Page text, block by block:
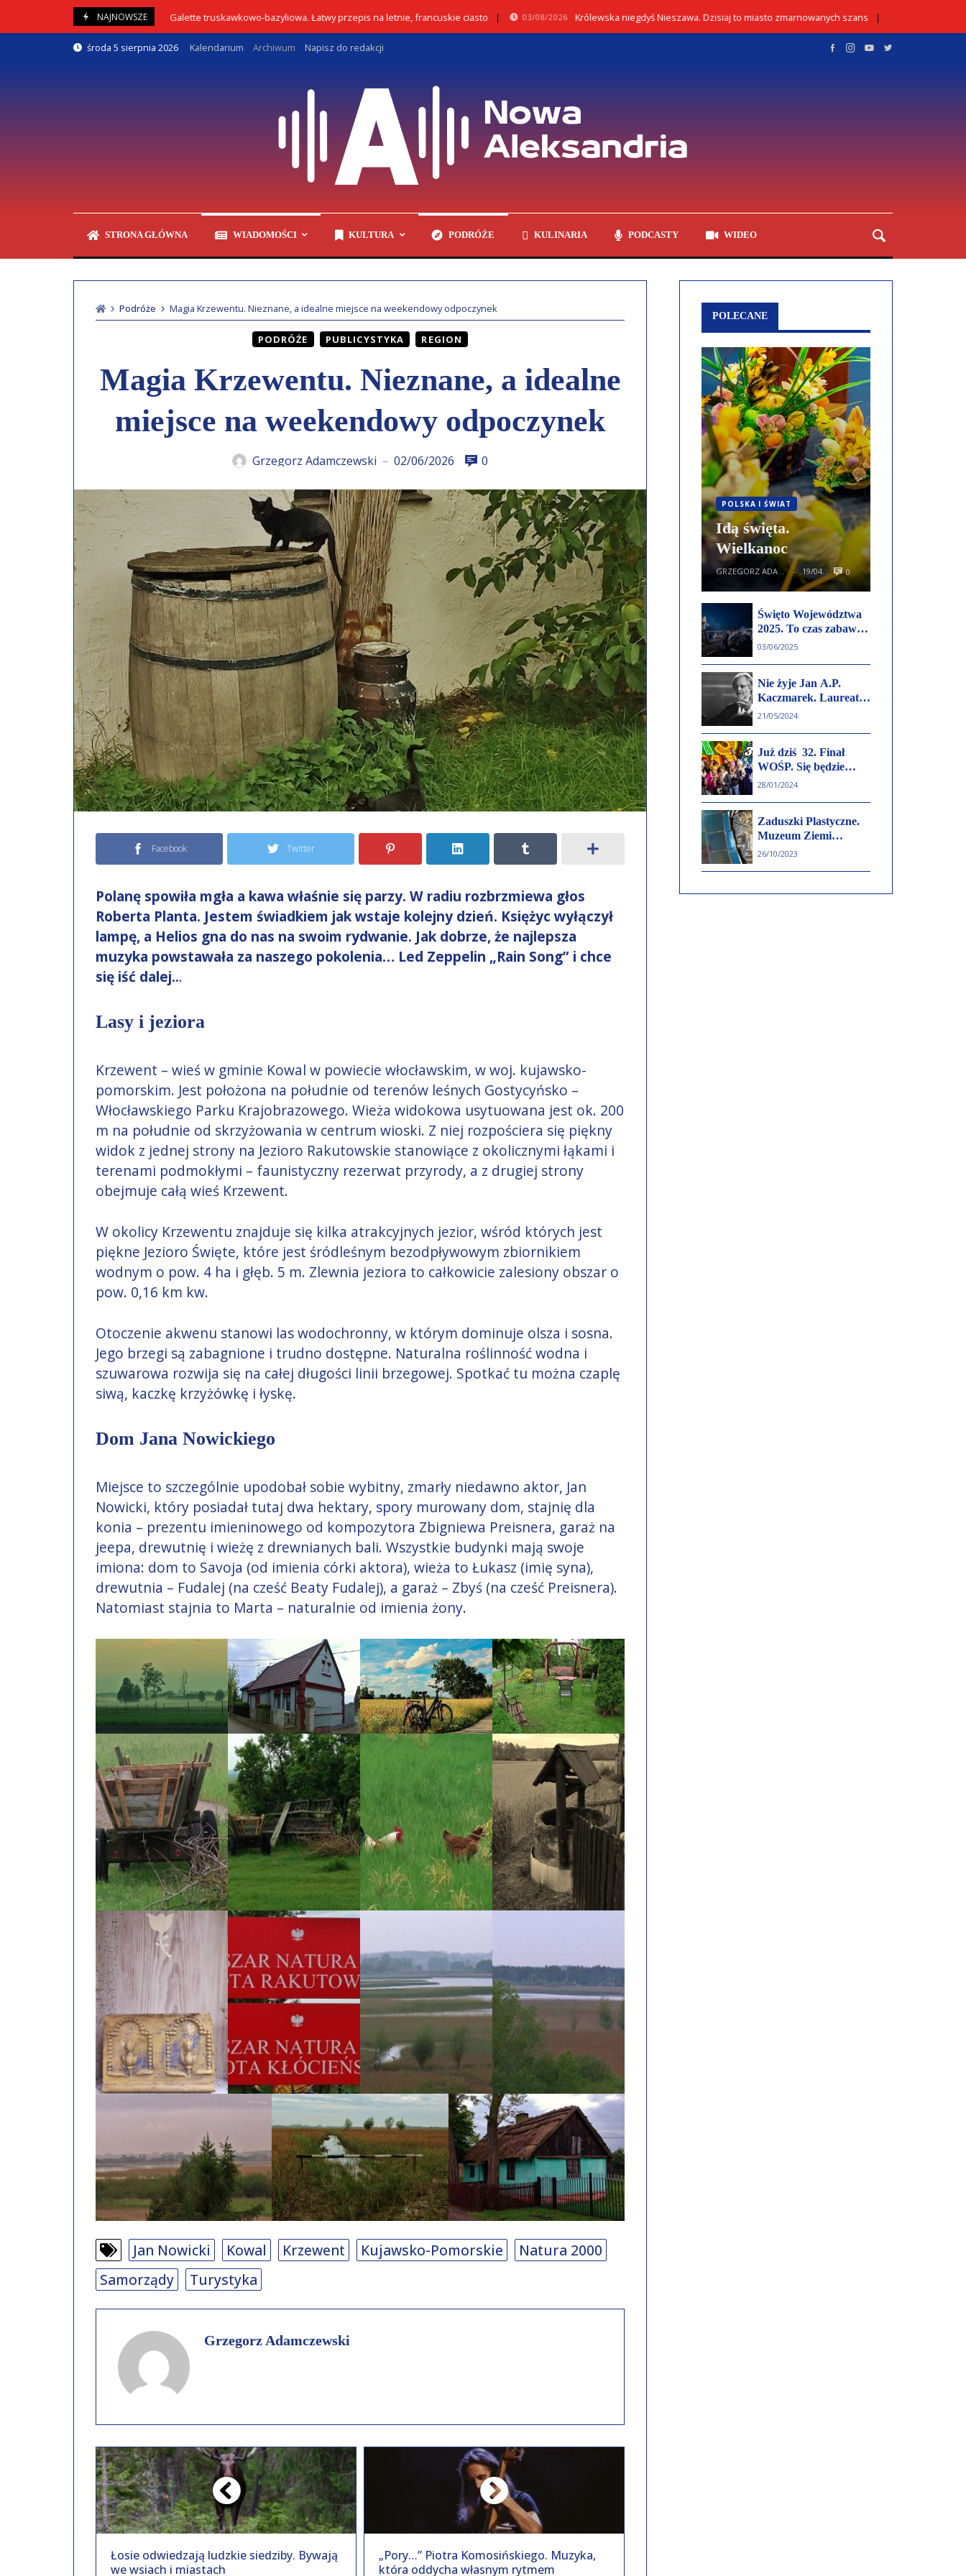
content
NAJNOWSZE
05/08/2026 Galette truskawkowo-bazyliowa. Łatwy przepis na letnie, francuskie ciasto 03/08/2026 Królewska niegdyś Nieszawa. Dzisiaj to miasto zmarnowanych szans 02/08/2026
środa 5 sierpnia 2026 Kalendarium Archiwum Napisz do redakcji
STRONA GŁÓWNA WIADOMOŚCI KULTURA PODRÓŻE KULINARIA PODCASTY WIDEO
Podróże Magia Krzewentu. Nieznane, a idealne miejsce na weekendowy odpoczynek
PODRÓŻE PUBLICYSTYKA REGION
Magia Krzewentu. Nieznane, a idealne
miejsce na weekendowy odpoczynek
Grzegorz Adamczewski — 02/06/2026 0
Facebook Twitter
Polanę spowiła mgła a kawa właśnie się parzy. W radiu rozbrzmiewa głos
Roberta Planta. Jestem świadkiem jak wstaje kolejny dzień. Księżyc wyłączył
lampę, a Helios gna do nas na swoim rydwanie. Jak dobrze, że najlepsza
muzyka powstawała za naszego pokolenia… Led Zeppelin „Rain Song” i chce
się iść dalej...
Lasy i jeziora
Krzewent – wieś w gminie Kowal w powiecie włocławskim, w woj. kujawsko-
pomorskim. Jest położona na południe od terenów leśnych Gostycyńsko –
Włocławskiego Parku Krajobrazowego. Wieża widokowa usytuowana jest ok. 200
m na południe od skrzyżowania w centrum wioski. Z niej rozpościera się piękny
widok z jednej strony na Jezioro Rakutowskie stanowiące z okolicznymi łąkami i
terenami podmokłymi – faunistyczny rezerwat przyrody, a z drugiej strony
obejmuje całą wieś Krzewent.
W okolicy Krzewentu znajduje się kilka atrakcyjnych jezior, wśród których jest
piękne Jezioro Święte, które jest śródleśnym bezodpływowym zbiornikiem
wodnym o pow. 4 ha i głęb. 5 m. Zlewnia jeziora to całkowicie zalesiony obszar o
pow. 0,16 km kw.
Otoczenie akwenu stanowi las wodochronny, w którym dominuje olsza i sosna.
Jego brzegi są zabagnione i trudno dostępne. Naturalna roślinność wodna i
szuwarowa rozwija się na całej długości linii brzegowej. Spotkać tu można czaplę
siwą, kaczkę krzyżówkę i łyskę.
Dom Jana Nowickiego
Miejsce to szczególnie upodobał sobie wybitny, zmarły niedawno aktor, Jan
Nowicki, który posiadał tutaj dwa hektary, spory murowany dom, stajnię dla
konia – prezentu imieninowego od kompozytora Zbigniewa Preisnera, garaż na
jeepa, drewutnię i wieżę z drewnianych bali. Wszystkie budynki mają swoje
imiona: dom to Savoja (od imienia córki aktora), wieża to Łukasz (imię syna),
drewutnia – Fudalej (na cześć Beaty Fudalej), a garaż – Zbyś (na cześć Preisnera).
Natomiast stajnia to Marta – naturalnie od imienia żony.
Jan Nowicki Kowal Krzewent Kujawsko-Pomorskie
Natura 2000
Samorządy
Turystyka
Grzegorz Adamczewski
Łosie odwiedzają ludzkie siedziby. Bywają
we wsiach i miastach
„Pory…” Piotra Komosińskiego. Muzyka,
która oddycha własnym rytmem
POLECANE
POLSKA I ŚWIAT
Idą święta.
Wielkanoc
GRZEGORZ ADAMCZEWSKI 19/04/2025 0
Święto Województwa
2025. To czas zabawy
na warsztatach,
03/06/2025
Nie żyje Jan A.P.
Kaczmarek. Laureat
Oscara za muzykę do
21/05/2024
Już dziś 32. Finał
WOŚP. Się będzie
działo
28/01/2024
Zaduszki Plastyczne.
Muzeum Ziemi
Kujawskiej i
26/10/2023